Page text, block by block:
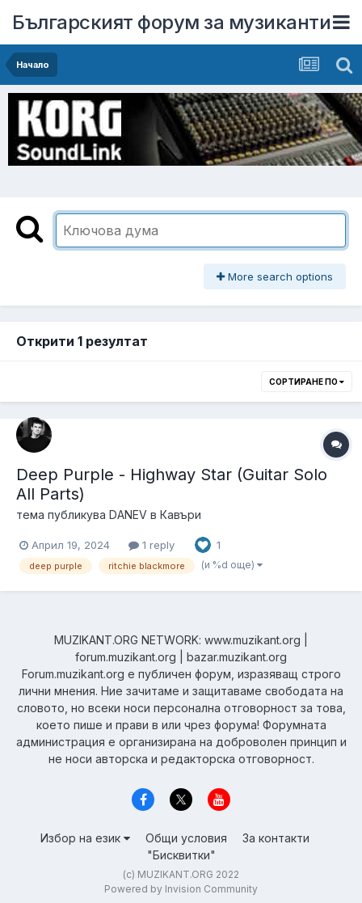
Българският форум за музиканти
Начало
More search options
Открити 1 резултат
СОРТИРАНЕ ПО
Deep Purple - Highway Star (Guitar Solo
All Parts)
тема публикува DANEV в Кавъри
Април 19, 2024 1 reply 1
deep purple ritchie blackmore (и %d още)
MUZIKANT.ORG NETWORK: www.muzikant.org |
forum.muzikant.org | bazar.muzikant.org
Forum.muzikant.org е публичен форум, изразяващ строго
лични мнения. Ние зачитаме и защитаваме свободата на
словото, но всеки носи персонална отговорност за това,
което пише и прави в или чрез форума! Форумната
администрация е организирана на доброволен принцип и
не носи авторска и редакторска отговорност.
Избор на език Общи условия
За контакти
"Бисквитки"
(c) MUZIKANT.ORG 2022
Powered by Invision Community